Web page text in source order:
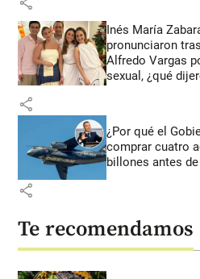
Inés María
pronunciaron
Alfredo Vargas
sexual, ¿qué
share
¿Por qué el
comprar cuatro
billones antes
share
Te recomendamos